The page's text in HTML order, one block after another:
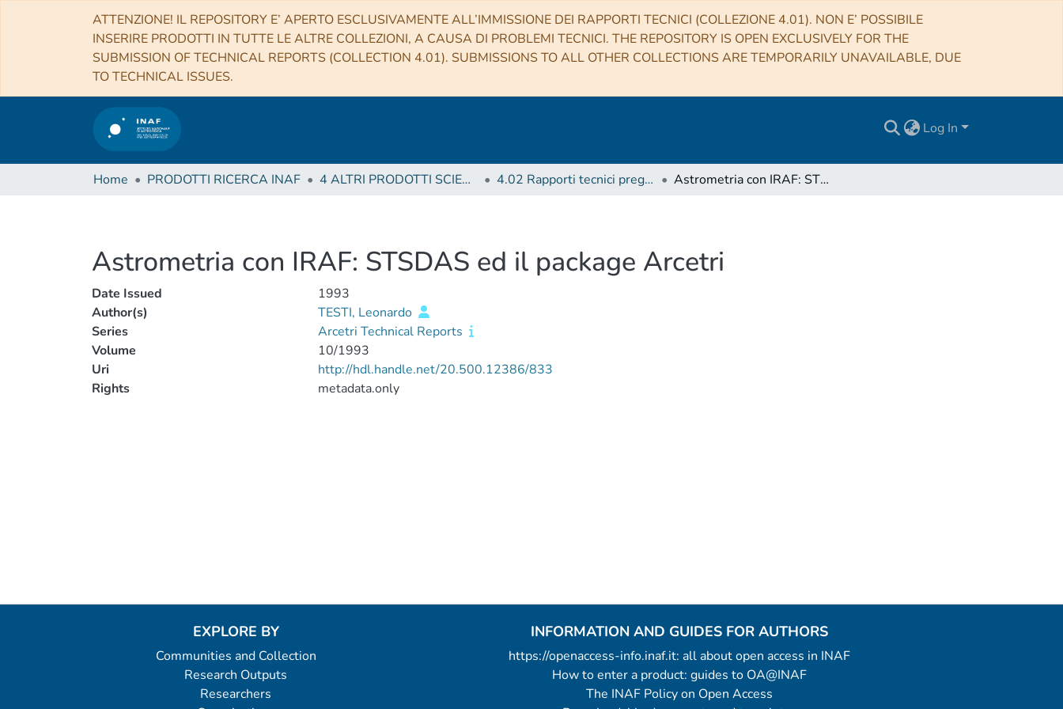
ATTENZIONE! IL REPOSITORY E’ APERTO ESCLUSIVAMENTE ALL’IMMISSIONE DEI RAPPORTI TECNICI (COLLEZIONE 4.01). NON E’ POSSIBILE
INSERIRE PRODOTTI IN TUTTE LE ALTRE COLLEZIONI, A CAUSA DI PROBLEMI TECNICI. THE REPOSITORY IS OPEN EXCLUSIVELY FOR THE
SUBMISSION OF TECHNICAL REPORTS (COLLECTION 4.01). SUBMISSIONS TO ALL OTHER COLLECTIONS ARE TEMPORARILY UNAVAILABLE, DUE
TO TECHNICAL ISSUES.
Log In
Home PRODOTTI RICERCA INAF 4 ALTRI PRODOTTI SCIENTIFICI (Other scientific products) 4.02 Rapporti tecnici pregressi Astrometria con IRAF: STSDAS ed il package Arcetri
Astrometria con IRAF: STSDAS ed il package Arcetri
Date Issued
1993
Author(s)
TESTI, Leonardo
Series
Arcetri Technical Reports
Volume
10/1993
Uri
http://hdl.handle.net/20.500.12386/833
Rights
metadata.only
EXPLORE BY
Communities and Collection
Research Outputs
Researchers
INFORMATION AND GUIDES FOR AUTHORS
https://openaccess-info.inaf.it: all about open access in INAF
How to enter a product: guides to OA@INAF
The INAF Policy on Open Access